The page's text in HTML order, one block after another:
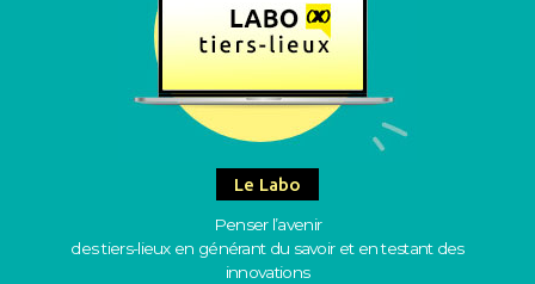
Le Labo
Penser l’avenir
des tiers-lieux en générant du savoir et en testant des
innovations